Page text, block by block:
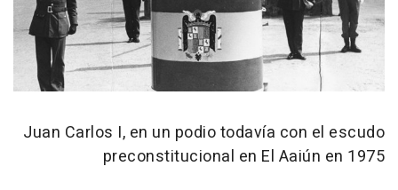
Juan Carlos I, en un podio todavía con el escudo
preconstitucional en El Aaiún en 1975